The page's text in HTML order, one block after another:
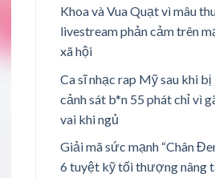
Khoa và Vua Quạt vì mâu
livestream phản cảm trên
xã hội
Ca sĩ nhạc rap Mỹ sau khi bị
cảnh sát b*n 55 phát chỉ vì
vai khi ngủ
Giải mã sức mạnh “Chân
6 tuyệt kỹ tối thượng nâng